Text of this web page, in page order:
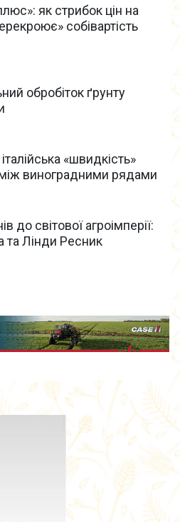
як стрибок цін на
собівартість
обробіток ґрунту
«швидкість»
виноградними рядами
до світової агроімперії:
та Лінди Ресник